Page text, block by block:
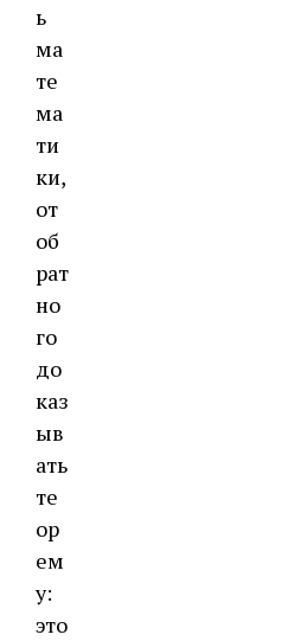
ь
ма
те
ма
ти
ки,
от
об
рат
но
го
до
каз
ыв
ать
те
ор
ем
у:
это